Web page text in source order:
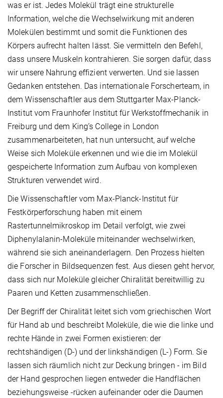
was er ist. Jedes Molekül trägt eine strukturelle
Information, welche die Wechselwirkung mit anderen
Molekülen bestimmt und somit die Funktionen des
Körpers aufrecht halten lässt. Sie vermitteln den Befehl,
dass unsere Muskeln kontrahieren. Sie sorgen dafür, dass
wir unsere Nahrung effizient verwerten. Und sie lassen
Gedanken entstehen. Das internationale Forscherteam, in
dem Wissenschaftler aus dem Stuttgarter Max-Planck-
Institut vom Fraunhofer Institut für Werkstoffmechanik in
Freiburg und dem King’s College in London
zusammenarbeiteten, hat nun untersucht, auf welche
Weise sich Moleküle erkennen und wie die im Molekül
gespeicherte Information zum Aufbau von komplexen
Strukturen verwendet wird.
Die Wissenschaftler vom Max-Planck-Institut für
Festkörperforschung haben mit einem
Rastertunnelmikroskop im Detail verfolgt, wie zwei
Diphenylalanin-Moleküle miteinander wechselwirken,
während sie sich aneinanderlagern. Den Prozess hielten
die Forscher in Bildsequenzen fest. Aus diesen geht hervor,
dass sich nur Moleküle gleicher Chiralität bereitwillig zu
Paaren und Ketten zusammenschließen.
Der Begriff der Chiralität leitet sich vom griechischen Wort
für Hand ab und beschreibt Moleküle, die wie die linke und
rechte Hände in zwei Formen existieren: der
rechtshändigen (D-) und der linkshändigen (L-) Form. Sie
lassen sich räumlich nicht zur Deckung bringen - im Bild
der Hand gesprochen liegen entweder die Handflächen
beziehungsweise -rücken aufeinander oder die Daumen